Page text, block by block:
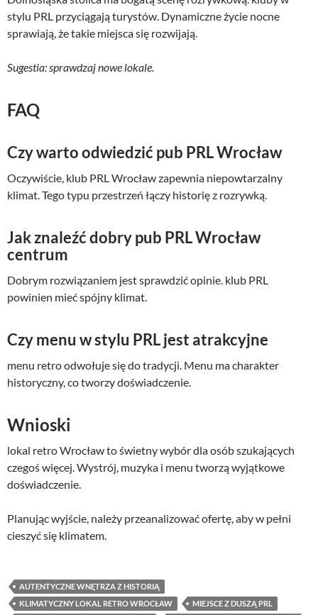
stylu PRL przyciągają turystów. Dynamiczne życie nocne
sprawiają, że takie miejsca się rozwijają.
Sugestia: sprawdzaj nowe lokale.
FAQ
Czy warto odwiedzić pub PRL Wrocław
Oczywiście, klub PRL Wrocław zapewnia niepowtarzalny
klimat. Tego typu przestrzeń łączy historię z rozrywką.
Jak znaleźć dobry pub PRL Wrocław
centrum
Dobrym rozwiązaniem jest sprawdzić opinie. klub PRL
powinien mieć spójny klimat.
Czy menu w stylu PRL jest atrakcyjne
menu retro odwołuje się do tradycji. Menu ma charakter
historyczny, co tworzy doświadczenie.
Wnioski
lokal retro Wrocław to świetny wybór dla osób szukających
czegoś więcej. Wystrój, muzyka i menu tworzą wyjątkowe
doświadczenie.
Planując wyjście, należy przeanalizować ofertę, aby w pełni
cieszyć się klimatem.
AUTENTYCZNE WNĘTRZA Z HISTORIĄ
KLIMATYCZNY LOKAL RETRO WROCŁAW
MIEJSCE Z DUSZĄ PRL